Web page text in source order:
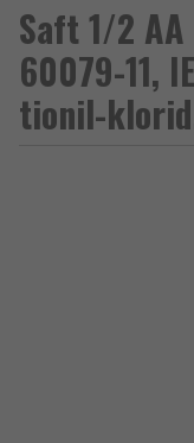
Saft 1/2 AA
60079-11,
tionil-